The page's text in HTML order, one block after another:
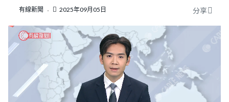
有線新聞 2025年09月05日 分享